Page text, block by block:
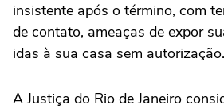
insistente após o término, com
de contato, ameaças de expor
idas à sua casa sem autorização.
A Justiça do Rio de Janeiro